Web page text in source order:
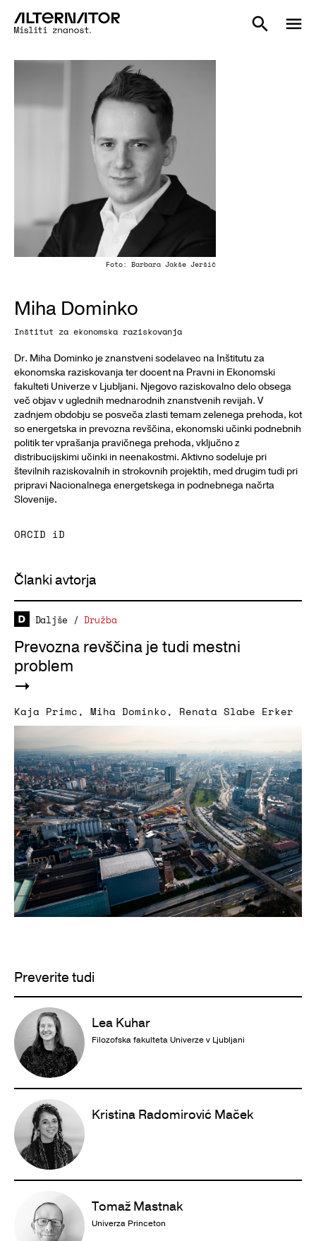
Foto: Barbara Jakše Jeršič
Miha Dominko
Inštitut za ekonomska raziskovanja
Dr. Miha Dominko je znanstveni sodelavec na Inštitutu za
ekonomska raziskovanja ter docent na Pravni in Ekonomski
fakulteti Univerze v Ljubljani. Njegovo raziskovalno delo obsega
več objav v uglednih mednarodnih znanstvenih revijah. V
zadnjem obdobju se posveča zlasti temam zelenega prehoda, kot
so energetska in prevozna revščina, ekonomski učinki podnebnih
politik ter vprašanja pravičnega prehoda, vključno z
distribucijskimi učinki in neenakostmi. Aktivno sodeluje pri
številnih raziskovalnih in strokovnih projektih, med drugim tudi pri
pripravi Nacionalnega energetskega in podnebnega načrta
Slovenije.
ORCID iD
Članki avtorja
Daljše / Družba
Prevozna revščina je tudi mestni
problem
Kaja Primc, Miha Dominko, Renata Slabe Erker
Preverite tudi
Lea Kuhar
Filozofska fakulteta Univerze v Ljubljani
Kristina Radomirović Maček
Tomaž Mastnak
Univerza Princeton